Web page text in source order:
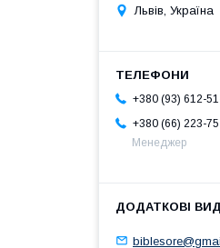
Львів, Україна
+380 (93) 612-
+380 (66) 223-
Менеджер